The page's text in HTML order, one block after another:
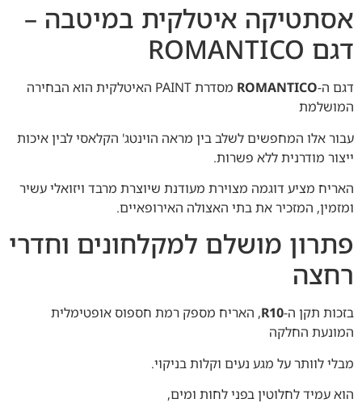
אסתטיקה איטלקית במיטבה –
דגם ROMANTICO
דגם ה-ROMANTICO
מסדרת PAINT האיטלקית הוא הבחירה
המושלמת
עבור אלו המחפשים לשלב בין מראה הוינטג' הקלאסי לבין איכות
ייצור מודרנית ללא פשרות.
האריח מציע דוגמה מצוירת מעודנת שיוצרת מרבד ויזואלי עשיר
ומזמין, המזכיר את בתי האצולה האירופאיים.
פתרון מושלם למקלחונים וחדרי
רחצה
בזכות תקן ה-R10, האריח מספק רמת חספוס אופטימלית
המונעת החלקה
מבלי לוותר על מגע נעים וקלות בניקוי.
הוא עמיד לחלוטין בפני לחות ומים,